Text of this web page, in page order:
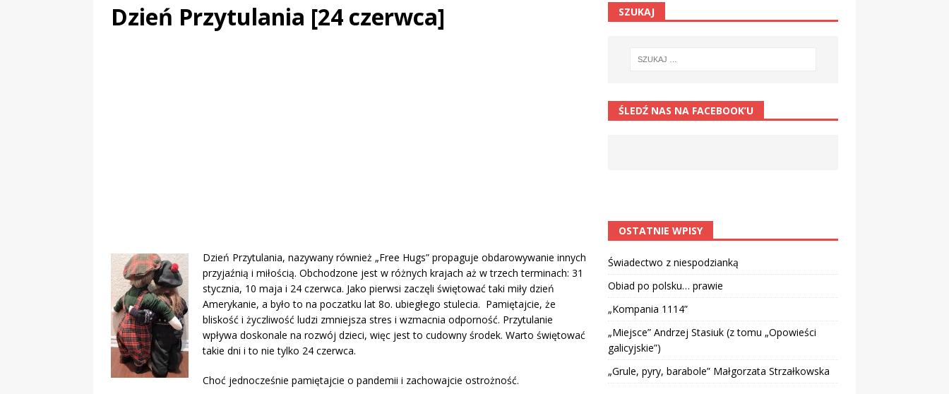
„Kompania 1114”
CZY TU - CZY TAM - CZYTAM!
Dzień Przytulania [24 czerwca]
Dzień Przytulania, nazywany również „Free Hugs” propaguje obdarowywanie innych
przyjaźnią i miłością. Obchodzone jest w różnych krajach aż w trzech terminach: 31
stycznia, 10 maja i 24 czerwca. Jako pierwsi zaczęli świętować taki miły dzień
Amerykanie, a było to na poczatku lat 8o. ubiegłego stulecia. Pamiętajcie, że
bliskość i życzliwość ludzi zmniejsza stres i wzmacnia odporność. Przytulanie
wpływa doskonale na rozwój dzieci, więc jest to cudowny środek. Warto świętować
takie dni i to nie tylko 24 czerwca.
Choć jednocześnie pamiętajcie o pandemii i zachowajcie ostrożność.
SZUKAJ
ŚLEDŹ NAS NA FACEBOOK’U
OSTATNIE WPISY
Świadectwo z niespodzianką
Obiad po polsku… prawie
„Kompania 1114”
„Miejsce” Andrzej Stasiuk (z tomu „Opowieści
galicyjskie”)
„Grule, pyry, barabole” Małgorzata Strzałkowska